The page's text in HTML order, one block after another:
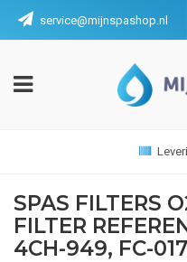
service@mijnspashop.nl
SPAS FILTERS
FILTER
4CH-949, FC-